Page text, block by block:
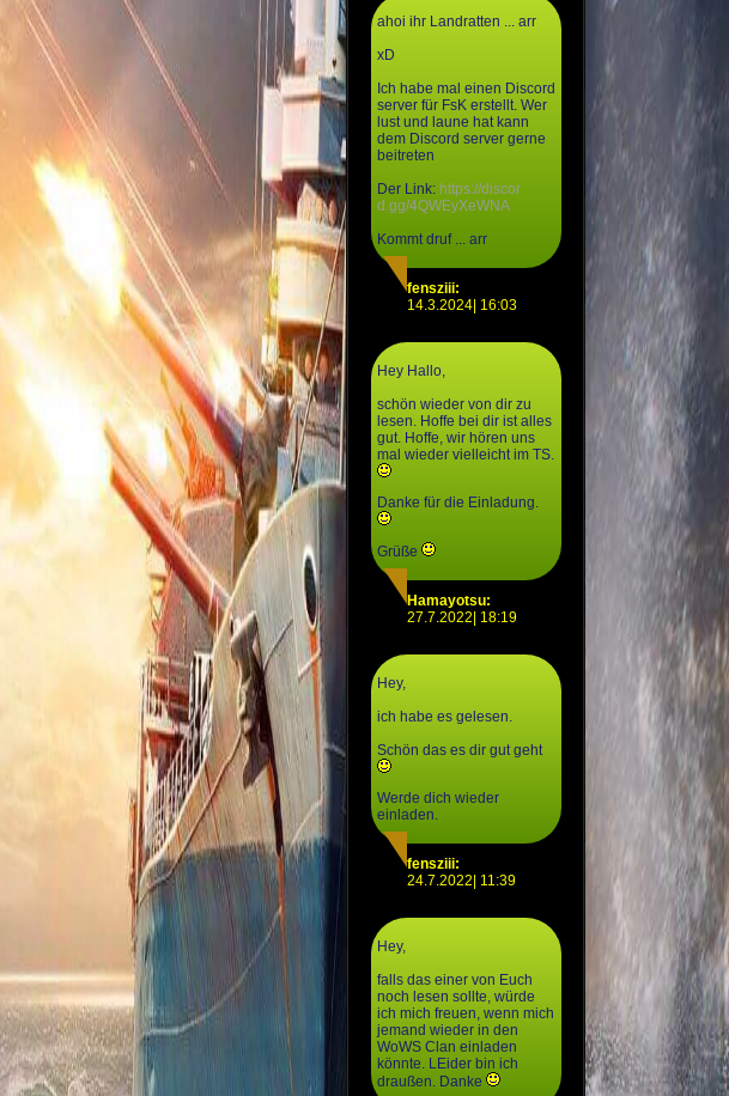
ahoi ihr Landratten ... arr
xD
Ich habe mal einen Discord
server für FsK erstellt. Wer
lust und laune hat kann
dem Discord server gerne
beitreten
Der Link: https://discor
d.gg/4QWEyXeWNA
Kommt druf ... arr
fensziii:
14.3.2024| 16:03
Hey Hallo,
schön wieder von dir zu
lesen. Hoffe bei dir ist alles
gut. Hoffe, wir hören uns
mal wieder vielleicht im TS.
Danke für die Einladung.
Grüße
Hamayotsu:
27.7.2022| 18:19
Hey,
ich habe es gelesen.
Schön das es dir gut geht
Werde dich wieder
einladen.
fensziii:
24.7.2022| 11:39
Hey,
falls das einer von Euch
noch lesen sollte, würde
ich mich freuen, wenn mich
jemand wieder in den
WoWS Clan einladen
könnte. LEider bin ich
draußen. Danke